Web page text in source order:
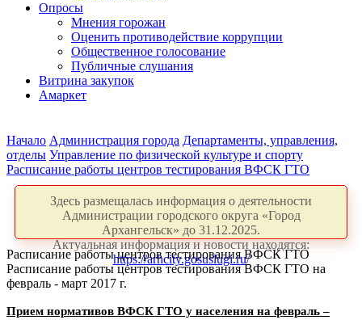
Опросы
Мнения горожан
Оценить противодействие коррупции
Общественное голосование
Публичные слушания
Витрина закупок
Амаркет
Начало Администрация города Департаменты, управления,
отделы Управление по физической культуре и спорту
Расписание работы центров тестирования ВФСК ГТО
Здесь размещалась информация о деятельности
Администрации городского округа «Город
Архангельск» до 31.12.2025.
Актуальная информация и новости находятся:
https://arhcity.gosuslugi.ru/
Расписание работы центров тестирования ВФСК ГТО
Расписание работы центров тестирования ВФСК ГТО на
февраль - март 2017 г.
Прием нормативов ВФСК ГТО у населения на февраль –